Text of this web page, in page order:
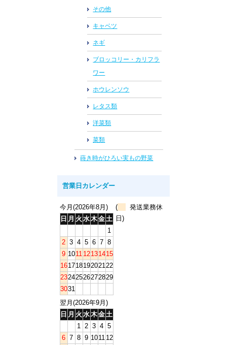
その他
キャベツ
ネギ
ブロッコリー・カリフラ
ワー
ホウレンソウ
レタス類
洋菜類
菜類
蒔き時がひろい実もの野菜
営業日カレンダー
今月(2026年8月)
日 月 火 水木金土
1
2 3 4 5 6 7 8
9 1011 12131415
16171819202122
23242526272829
3031
翌月(2026年9月)
日 月 火 水木金土
1 2 3 4 5
6 7 8 9 1011 12
(
発送業務休
日)